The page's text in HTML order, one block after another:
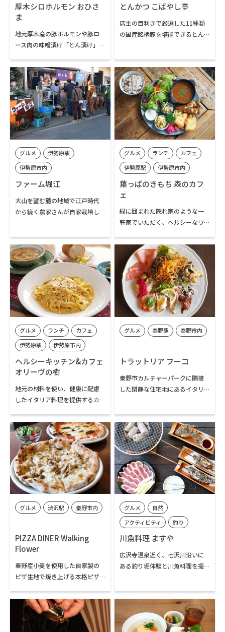
うな気分にさせてくれます。
した時間を過ごせる「元湯旅
館」。厚木市内の観光や大山登
山を楽しんだ後の宿泊先として
ょうか。
厚木シロホルモン おひさ
ま
地元厚木産の豚ホルモンや豚ロ
ース肉の味噌漬け「とん漬け」
うことができるお店です。平日の
ランチタイム（11～15時）に
は、定食としていただくことが
できます。毎日仕込む「モツ煮」
は、丁寧な下ごしらえと調理
で、上品な味わいの人気メニュ
ー。店主鮫島さち子さんご出身
実しています。
とんかつ こばやし亭
店主の目利きで厳選した11種類
の国産銘柄豚を堪能できるとん
長年の経験と技術が生かされた
とんかつは、豚肉本来の旨味、
甘みが味わえると評判です。とん
かつ以外にもチキンかつ、海老
フライなどのメニューがあり、
すべてテイクアウトが可能です。
グルメ
伊勢原駅
伊勢原市内
ファーム堀江
大山を望む麓の地域で江戸時代
から続く農家さんが自家栽培し
使用栽培の自家栽培の野菜や漬
物なども販売も。壺焼き芋の販
売は、毎年11月頃から4月末の土
日のみ（土日に連続する祝日は
営業）。その他の期間は野菜の
みの無人販売となります。その
他、イベント等に出店し壺焼き
SNSをチェックしてください。
グルメ ランチ
カフェ
伊勢原駅
伊勢原市内
葉っぱのきもち 森のカフ
ェ
緑に囲まれた隠れ家のような一
軒家でいただく、ヘルシーなワ
ーキが人気のカフェ。森に面し
たテラス席で鳥のさえずりを聴
きながらゆったりと過ごせます。
オーナーがDIYでリノベーション
したインテリアや調度品も素敵
です。
グルメ ランチ
カフェ
伊勢原駅
伊勢原市内
ヘルシーキッチン&カフェ
オリーヴの樹
地元の材料を使い、健康に配慮
したイタリア料理を提供するカ
ずパスタセットのランチを提供
しています。伊勢原市内にある養
鶏場の「地養卵」を使った「カ
ルボナーラ」やブラックタイガ
ーがたっぷり入った「有頭海老
のクリームソース」が人気です。
オリーヴの実を想起させる淡い
ギが目印のお店です。
グルメ 秦野駅 秦野市内
トラットリア フーコ
秦野市カルチャーパークに隣接
した閑静な住宅地にあるイタリ
存分に使う本格的イタリアンを
コース料理やアラカルトで楽し
めます。中でも、数量限定の「秦
野産小麦100%名水パスタ手打ち
のタリアテッレ」は小麦の香り
が素晴らしく、もちもちした食
感とアルデンテのコシを同時に
味わえる逸品です。
グルメ 渋沢駅 秦野市内
PIZZA DINER Walking
Flower
秦野産小麦を使用した自家製の
ピザ生地で焼き上げる本格ピザ
ポリピッツアから和風やアメリ
カンな具材や味付けのオリジナ
ルピザまで。丹沢や大山にも登
グルメ
自然
アクティビティ
釣り
子どもと遊べる
本厚木駅
七沢・広沢寺温泉エリア
川魚料理 ますや
広沢寺温泉近く、七沢川沿いに
ある釣り堀体験と川魚料理を提
ジマスやイワナをその場で調理
してもらい、いただくことも。
食事だけの利用もできます。一年